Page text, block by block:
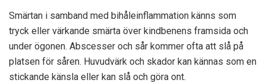
Smärtan i samband med bihåleinflammation känns som
tryck eller värkande smärta över kindbenens framsida och
under ögonen. Abscesser och sår kommer ofta att slå på
platsen för såren. Huvudvärk och skador kan kännas som en
stickande känsla eller kan slå och göra ont.